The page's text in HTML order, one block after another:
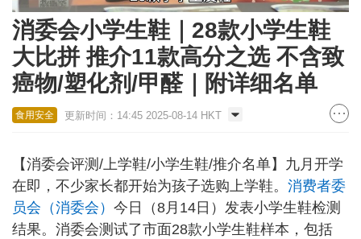
Unmute Loaded:
36.80%
消委会小学生鞋｜28款小学生鞋
大比拼 推介11款高分之选 不含致
癌物/塑化剂/甲醛｜附详细名单
食用安全 更新时间：14:45 2025-08-14 HKT
【消委会评测/上学鞋/小学生鞋/推介名单】九月开学
在即，不少家长都开始为孩子选购上学鞋。 消费者委
员会（消委会） 今日（8月14日）发表小学生鞋检测
结果。消委会测试了市面28款小学生鞋样本，包括